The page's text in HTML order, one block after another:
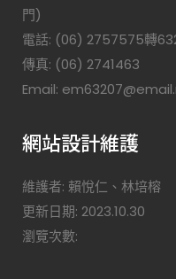
門)
電話: (06) 2757575轉
傳真: (06) 2741463
Email:
網站設計維護
維護者: 賴悅仁、林培榕
更新日期: 2023.10.30
瀏覽次數: